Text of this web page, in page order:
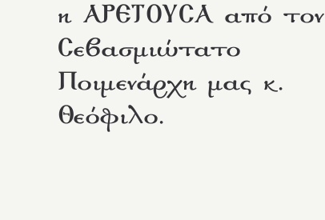
η ΑΡΕΤΟΥΣΑ από τον
Σεβασμιώτατο
Ποιμενάρχη μας κ.
Θεόφιλο.